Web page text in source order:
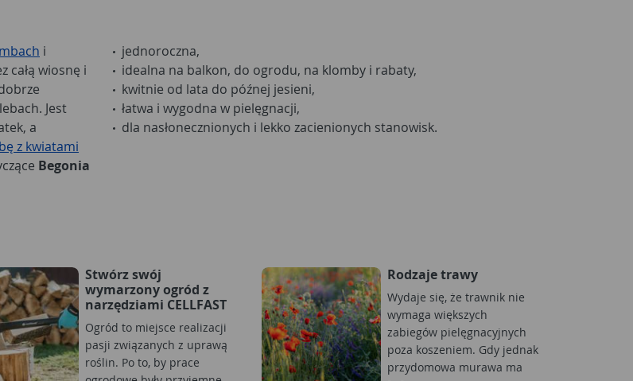
i
całą wiosnę i
Jest
a
z kwiatami
Begonia
jednoroczna,
idealna na balkon, do ogrodu, na klomby i rabaty,
kwitnie od lata do późnej jesieni,
łatwa i wygodna w pielęgnacji,
dla nasłonecznionych i lekko zacienionych stanowisk.
Stwórz swój
wymarzony ogród z
narzędziami CELLFAST
Ogród to miejsce realizacji
pasji związanych z uprawą
roślin. Po to, by prace
Rodzaje trawy
Wydaje się, że trawnik nie
wymaga większych
zabiegów pielęgnacyjnych
poza koszeniem. Gdy jednak
przydomowa murawa ma